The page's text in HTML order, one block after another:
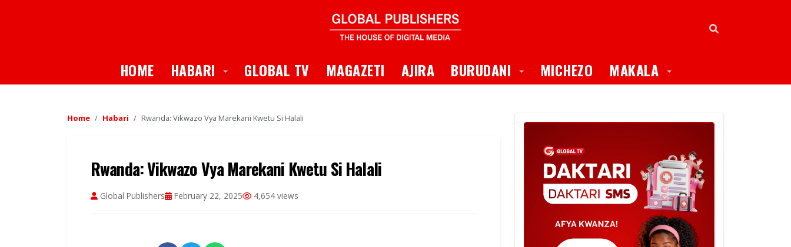
HOME HABARI Toggle Dropdown
GLOBAL TV MAGAZETI AJIRA BURUDANI Toggle Dropdown
MICHEZO MAKALA Toggle Dropdown
Home Habari Rwanda: Vikwazo Vya Marekani Kwetu Si Halali
Rwanda: Vikwazo Vya Marekani Kwetu Si Halali
Global Publishers February 22, 2025 4,654 views